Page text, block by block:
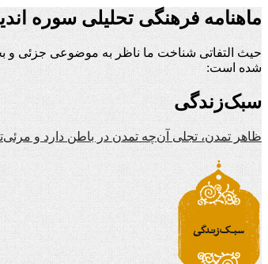
ماهنامه فرهنگی تحلیلی سوره
حیث التفاتی شناخت ما ناظر به موضوعی جزئی و
شده است:
سبک‌زندگی
ظاهر تمدن، تجلی آن‌چه تمدن در باطن دارد و